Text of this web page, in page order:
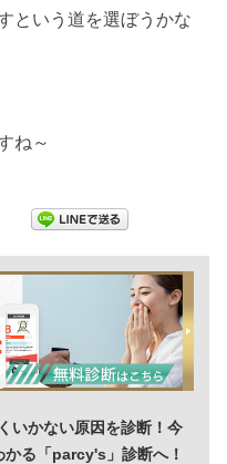
という道を選ぼうかな
ね～
いかない原因を診断！今
る「parcy's」診断へ！